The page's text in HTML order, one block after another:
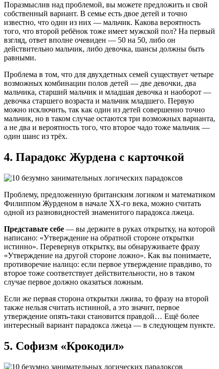
Поразмыслив над проблемой, вы можете предложить и свой
собственный вариант. В семье есть двое детей и точно
известно, что один из них — мальчик. Какова вероятность
того, что второй ребёнок тоже имеет мужской пол? На первый
взгляд, ответ вполне очевиден — 50 на 50, либо он
действительно мальчик, либо девочка, шансы должны быть
равными.
Проблема в том, что для двухдетных семей существует четыре
возможных комбинации полов детей — две девочки, два
мальчика, старший мальчик и младшая девочка и наоборот —
девочка старшего возраста и мальчик младшего. Первую
можно исключить, так как один из детей совершенно точно
мальчик, но в таком случае остаются три возможных варианта,
а не два и вероятность того, что второе чадо тоже мальчик —
один шанс из трёх.
4. Парадокс Журдена с карточкой
Проблему, предложенную британским логиком и математиком
Филиппом Журденом в начале XX-го века, можно считать
одной из разновидностей знаменитого парадокса лжеца.
Представьте себе — вы держите в руках открытку, на которой
написано: «Утверждение на обратной стороне открытки
истинно». Перевернув открытку, вы обнаруживаете фразу
«Утверждение на другой стороне ложно». Как вы понимаете,
противоречие налицо: если первое утверждение правдиво, то
второе тоже соответствует действительности, но в таком
случае первое должно оказаться ложным.
Если же первая сторона открытки лжива, то фразу на второй
также нельзя считать истинной, а это значит, первое
утверждение опять-таки становится правдой… Ещё более
интересный вариант парадокса лжеца — в следующем пункте.
5. Софизм «Крокодил»